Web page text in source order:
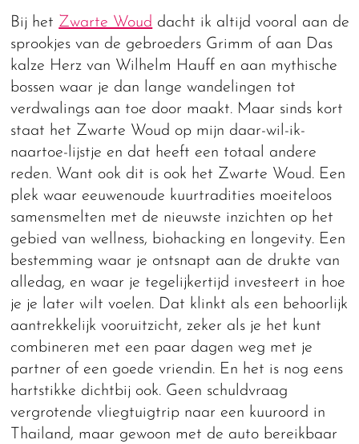
Bij het Zwarte Woud dacht ik altijd vooral aan de
sprookjes van de gebroeders Grimm of aan Das
kalze Herz van Wilhelm Hauff en aan mythische
bossen waar je dan lange wandelingen tot
verdwalings aan toe door maakt. Maar sinds kort
staat het Zwarte Woud op mijn daar-wil-ik-
naartoe-lijstje en dat heeft een totaal andere
reden. Want ook dit is ook het Zwarte Woud. Een
plek waar eeuwenoude kuurtradities moeiteloos
samensmelten met de nieuwste inzichten op het
gebied van wellness, biohacking en longevity. Een
bestemming waar je ontsnapt aan de drukte van
alledag, en waar je tegelijkertijd investeert in hoe
je je later wilt voelen. Dat klinkt als een behoorlijk
aantrekkelijk vooruitzicht, zeker als je het kunt
combineren met een paar dagen weg met je
partner of een goede vriendin. En het is nog eens
hartstikke dichtbij ook. Geen schuldvraag
vergrotende vliegtuigtrip naar een kuuroord in
Thailand, maar gewoon met de auto bereikbaar